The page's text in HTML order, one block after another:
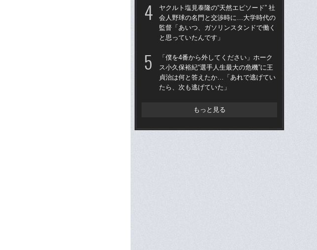
ヤクルト塩見泰隆の“天然エピソード” 社
会人野球の名門と交渉時に…大学時代の
監督「あいつ、ガソリンスタンドで働く
と思っていたんです」
「僕を4番から外してください」ホーク
ス小久保裕紀“選手人生最大の危機”に王
貞治は何と答えたか…「あれで逃げてい
たら、次も逃げていた」
もっと見る